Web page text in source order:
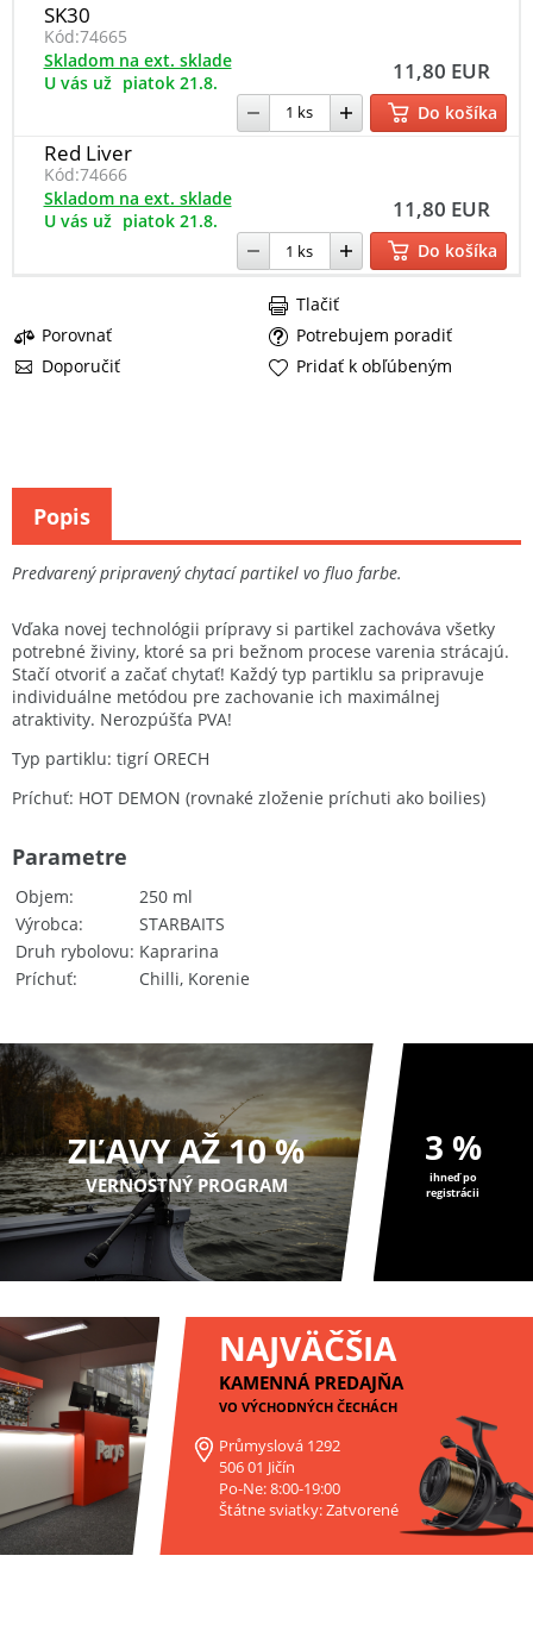
SK30
Kód:74665
11,80 EUR
Skladom na ext. sklade
U vás už piatok 21.8.
Do košíka
Red Liver
Kód:74666
11,80 EUR
Skladom na ext. sklade
U vás už piatok 21.8.
Do košíka
Porovnať
Potrebujem poradiť
Doporučiť
Tlačiť
Pridať k obľúbeným
Predvarený pripravený chytací partikel vo fluo farbe.
Vďaka novej technológii prípravy si partikel zachováva všetky
potrebné živiny, ktoré sa pri bežnom procese varenia strácajú.
Stačí otvoriť a začať chytať! Každý typ partiklu sa pripravuje
individuálne metódou pre zachovanie ich maximálnej
atraktivity. Nerozpúšťa PVA!
Typ partiklu: tigrí ORECH
Príchuť: HOT DEMON (rovnaké zloženie príchuti ako boilies)
Objem
250 ml
Výrobca
STARBAITS
Druh rybolovu Kaprarina
Príchuť
Chilli, Korenie
Parametre
Popis
ZĽAVY AŽ 10 %
VERNOSTNÝ PROGRAM
3 %
ihneď po
registrácii
NAJVÄČŠIA
KAMENNÁ PREDAJŇA
VO VÝCHODNÝCH ČECHÁCH
Průmyslová 1292
506 01 Jičín
Po-Ne: 8:00-19:00
Štátne sviatky: Zatvorené